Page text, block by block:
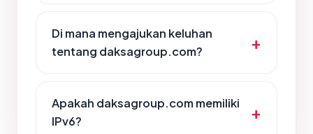
Di mana mengajukan keluhan
tentang daksagroup.com?
Apakah daksagroup.com memiliki
IPv6?